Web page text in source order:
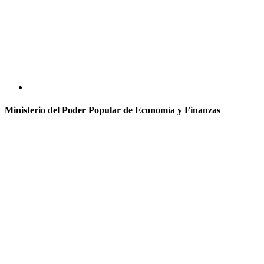
Ministerio del Poder Popular de Economía y Finanzas